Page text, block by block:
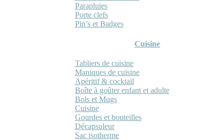
Parapluies
Porte clefs
Pin’s et Badges
Cuisine
Tabliers de cuisine
Maniques de cuisine
Apéritif & cocktail
Boîte à goûter enfant et adulte
Bols et Mugs
Cuisine
Gourdes et bouteilles
Décapsuleur
Sac isotherme